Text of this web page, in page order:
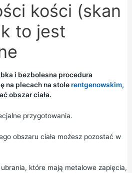
kości (skan
to jest
i bezbolesna procedura
na plecach na stolerentgenowskim,
obszar ciała.
przygotowania.
obszaru ciała możesz pozostać w
które mają metalowe zapięcia,